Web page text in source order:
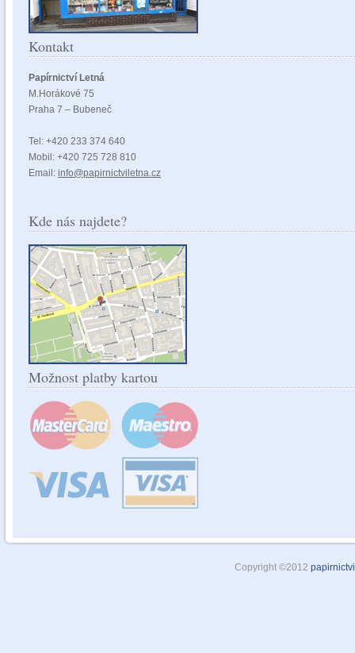
Kontakt
Papírnictví Letná
M.Horákové 75
Praha 7 – Bubeneč
Tel: +420 233 374 640
Mobil: +420 725 728 810
Email: info@papirnictviletna.cz
Kde nás najdete?
Možnost platby kartou
Copyright ©2012